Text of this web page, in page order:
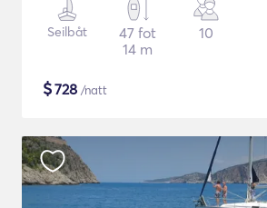
Seilbåt
47 fot
14 m
10
$728 /natt